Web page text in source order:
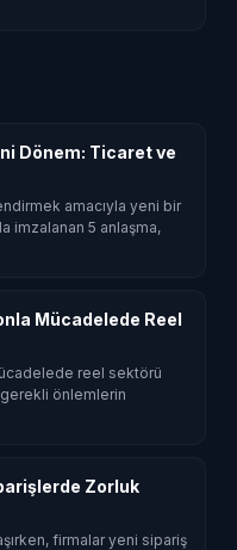
Dönem: Ticaret ve
amacıyla yeni bir
imzalanan 5 anlaşma,
Mücadelede Reel
reel sektörü
önlemlerin
Zorluk
firmalar yeni sipariş